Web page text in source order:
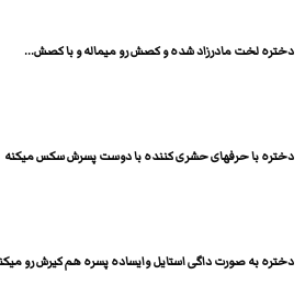
دختره لخت مادرزاد شده و کصش رو میماله و با کصش...
دختره با حرفهای حشری کننده با دوست پسرش سکس میکنه
دختره به صورت داگی استایل وایساده پسره هم کیرش رو